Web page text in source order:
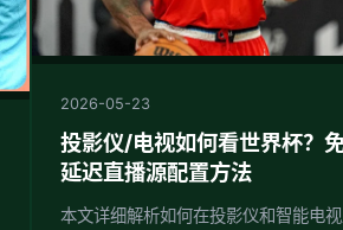
2026-05-23
投影仪/电视如何看世界杯？
延迟直播源配置方法
本文详细解析如何在投影仪和智能电